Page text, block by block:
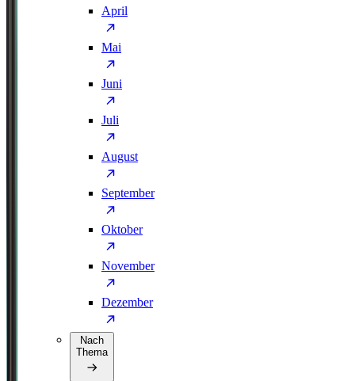
April
Mai
Juni
Juli
August
September
Oktober
November
Dezember
Nach
Thema